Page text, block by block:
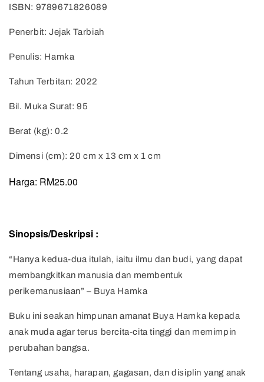
ISBN: 9789671826089
Penerbit: Jejak Tarbiah
Penulis: Hamka
Tahun Terbitan: 2022
Bil. Muka Surat: 95
Berat (kg): 0.2
Dimensi (cm): 20 cm x 13 cm x 1 cm
Harga: RM25.00
Sinopsis/Deskripsi :
“Hanya kedua-dua itulah, iaitu ilmu dan budi, yang dapat
membangkitkan manusia dan membentuk
perikemanusiaan” – Buya Hamka
Buku ini seakan himpunan amanat Buya Hamka kepada
anak muda agar terus bercita-cita tinggi dan memimpin
perubahan bangsa.
Tentang usaha, harapan, gagasan, dan disiplin yang anak